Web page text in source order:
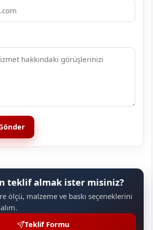
teklif almak ister misiniz?
ölçü, malzeme ve baskı seçeneklerini
Teklif Formu